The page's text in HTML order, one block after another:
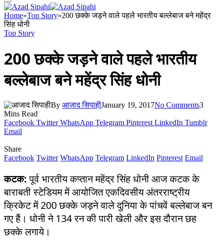
Home»Top Story»200 छक्के जड़ने वाले पहले भारतीय बल्लेबाज बने महेंद्र
सिंह धोनी
Top Story
200 छक्के जड़ने वाले पहले भारतीय
बल्लेबाज बने महेंद्र सिंह धोनी
By आजाद सिपाहीJanuary 19, 2017No Comments3
Mins Read
Facebook Twitter WhatsApp Telegram Pinterest LinkedIn Tumblr
Email
Share
Facebook Twitter WhatsApp Telegram LinkedIn Pinterest Email
कटक:पूर्व भारतीय कप्तान महेंद्र सिंह धोनी आज कटक के
बाराबती स्टेडियम में आयोजित एकदिवसीय अंतरराष्ट्रीय
क्रिकेट में 200 छक्के जड़ने वाले दुनिया के पांचवें बल्लेबाज बन
गए हैं। धोनी ने 134 रन की पारी खेली और इस दौरान छह
छक्के लगाये।